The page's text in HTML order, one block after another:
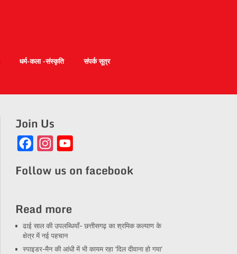
धर्म-कला -संस्कृति
संपर्क सूत्र
Join Us
Facebook
Instagram
Follow us on facebook
Read more
ढाई साल की उपलब्धियाँ- छत्तीसगढ़ का श्रमिक कल्याण के
क्षेत्र में नई पहचान
स्पाइडर-मैन की आंधी में भी कायम रहा ‘दिल दीवाना हो गया’